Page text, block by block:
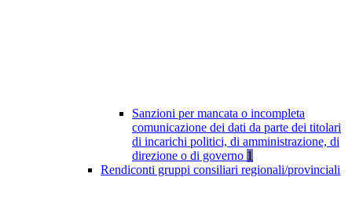
Sanzioni per mancata o incompleta
comunicazione dei dati da parte dei titolari
di incarichi politici, di amministrazione, di
direzione o di governo 1
Rendiconti gruppi consiliari regionali/provinciali